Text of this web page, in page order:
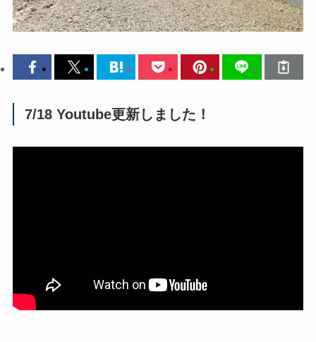
7/18 Youtube更新しました！